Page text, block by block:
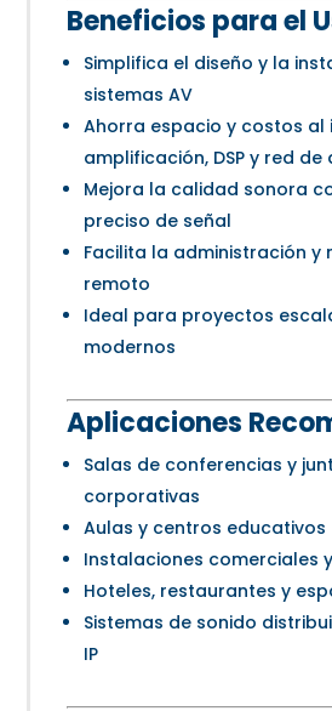
Beneficios para el
Simplifica el diseño y la
sistemas AV
Ahorra espacio y costos al
amplificación, DSP y red de
Mejora la calidad sonora
preciso de señal
Facilita la administración y
remoto
Ideal para proyectos
modernos
Aplicaciones
Salas de conferencias y
corporativas
Aulas y centros educativos
Instalaciones comerciales
Hoteles, restaurantes y
Sistemas de sonido
IP